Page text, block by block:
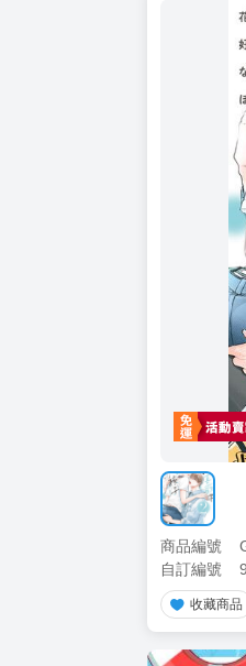
商品編號
自訂編號
收藏商品